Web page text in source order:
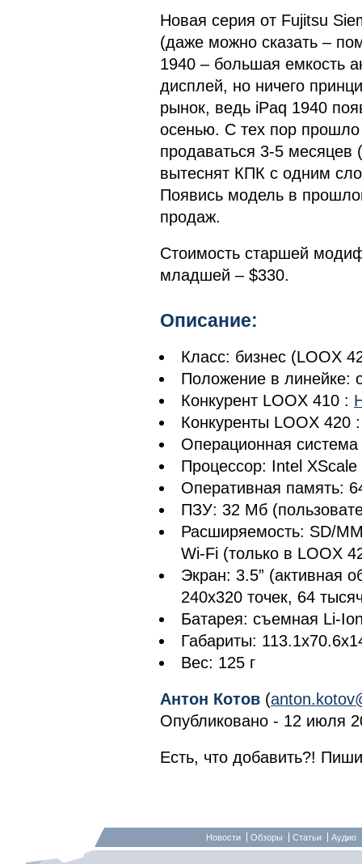
Новая серия от Fujitsu
(даже можно сказать –
1940 – большая емкость
дисплей, но ничего
рынок, ведь iPaq 1940
осенью. С тех пор
продаваться 3-5
вытеснят КПК с одним
Появись модель в
продаж.
Стоимость старшей
младшей – $330.
Описание:
Класс: бизнес (LOOX
Положение в линейке:
Конкурент LOOX 410 :
Конкуренты LOOX 420
Операционная
Процессор: Intel
Оперативная память:
ПЗУ: 32 Мб
Расширяемость: SD/
Wi-Fi (только в LOOX
Экран: 3.5” (активная
240х320 точек, 64
Батарея: съемная Li-
Габариты:
Вес: 125 г
Антон Котов (
Опубликовано - 12 июля
Есть, что добавить?!
Новости Обзоры Статьи Аудио